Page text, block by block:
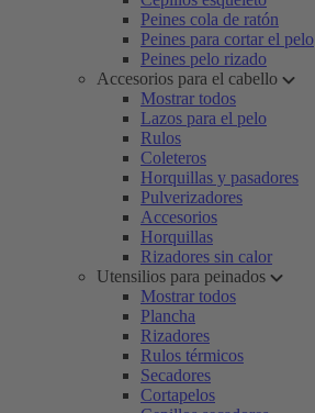
Peines cola de ratón
Peines para cortar el pelo
Peines pelo rizado
Accesorios para el cabello
Mostrar todos
Lazos para el pelo
Rulos
Coleteros
Horquillas y pasadores
Pulverizadores
Accesorios
Horquillas
Rizadores sin calor
Utensilios para peinados
Mostrar todos
Plancha
Rizadores
Rulos térmicos
Secadores
Cortapelos